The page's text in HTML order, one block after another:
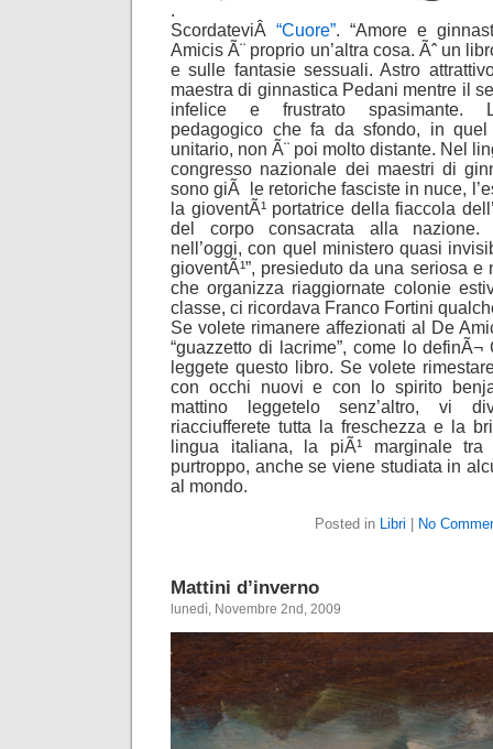
.
ScordateviÂ “Cuore”. “Amore e
Amicis Ã¨ proprio un’altra cosa. Ãˆ un
e sulle fantasie sessuali. Astro
maestra di ginnastica Pedani mentre il
infelice e frustrato spasimante.
pedagogico che fa da sfondo, in
unitario, non Ã¨ poi molto distante. Nel
congresso nazionale dei maestri di
sono giÃ le retoriche fasciste in nuce,
la gioventÃ¹ portatrice della fiaccola
del corpo consacrata alla nazione.
nell’oggi, con quel ministero quasi
gioventÃ¹”, presieduto da una seriosa e
che organizza riaggiornate colonie
classe, ci ricordava Franco Fortini
Se volete rimanere affezionati al De
“guazzetto di lacrime”, come lo
leggete questo libro. Se volete
con occhi nuovi e con lo spirito
mattino leggetelo senz’altro, vi
riacciufferete tutta la freschezza e la
lingua italiana, la piÃ¹ marginale
purtroppo, anche se viene studiata in
al mondo.
Posted in Libri No
Mattini d’inverno
lunedì, Novembre 2nd, 2009